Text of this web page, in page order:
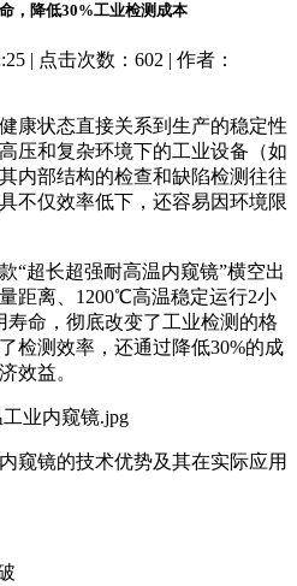
，降低30%工业检测成本
| 点击次数：602 | 作者：
康状态直接关系到生产的稳定性
压和复杂环境下的工业设备（如
内部结构的检查和缺陷检测往往
不仅效率低下，还容易因环境限
“超长超强耐高温内窥镜”横空出
距离、1200℃高温稳定运行2小
寿命，彻底改变了工业检测的格
检测效率，还通过降低30%的成
效益。
窥镜的技术优势及其在实际应用